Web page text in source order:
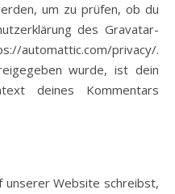
um zu prüfen, ob du
des Gravatar-
automattic.com/privacy/.
wurde, ist dein
deines Kommentars
unserer Website schreibst,